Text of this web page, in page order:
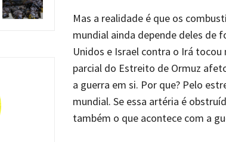
Mas a realidade é que os
mundial ainda depende deles de
Unidos e Israel contra o Irá
parcial do Estreito de Ormuz
a guerra em si. Por que? Pelo
mundial. Se essa artéria é
também o que acontece com a